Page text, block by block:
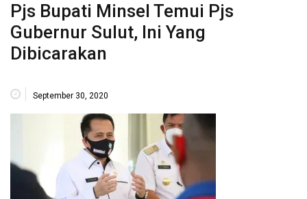
Pjs Bupati Minsel Temui Pjs
Gubernur Sulut, Ini Yang
Dibicarakan
September 30, 2020